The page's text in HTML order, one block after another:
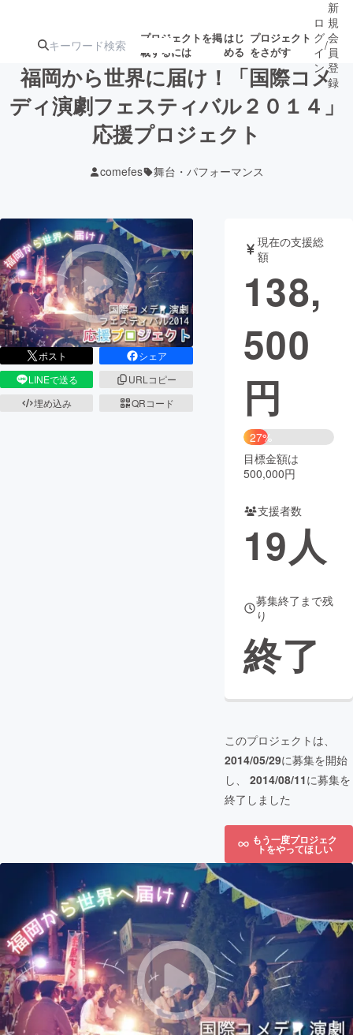
プロジェクトを掲
載するには
はじ
める
プロジェクト
をさがす
注目のリ 注目の新着プロ募集終了が近いプ
テクノロジー・ガジェット
映像・映画 書籍・雑誌
ビジネス・起業 チャレンジ
まちづくり・地域活性化
CAMPFIRE Creation
コミュニティ
ロ
グ
イ
ン
/
新
規
会
員
登
録
福岡から世界に届け！「国際コメ
ディ演劇フェスティバル２０１４」
応援プロジェクト
comefes 舞台・パフォーマンス
ポスト
シェア
LINEで送る
URLコピー
埋め込み
QRコード
現在の支援総
額
138,
500
円
27%
目標金額は
500,000円
支援者数
19人
募集終了まで残
り
終了
このプロジェクトは、
2014/05/29に募集を開始
し、 2014/08/11に募集を
終了しました
もう一度プロジェク
トをやってほしい